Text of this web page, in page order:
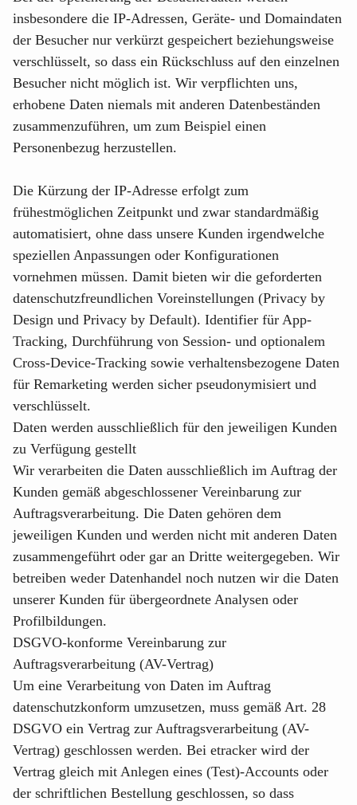
insbesondere die IP-Adressen, Geräte- und Domaindaten
der Besucher nur verkürzt gespeichert beziehungsweise
verschlüsselt, so dass ein Rückschluss auf den einzelnen
Besucher nicht möglich ist. Wir verpflichten uns,
erhobene Daten niemals mit anderen Datenbeständen
zusammenzuführen, um zum Beispiel einen
Personenbezug herzustellen.
Die Kürzung der IP-Adresse erfolgt zum
frühestmöglichen Zeitpunkt und zwar standardmäßig
automatisiert, ohne dass unsere Kunden irgendwelche
speziellen Anpassungen oder Konfigurationen
vornehmen müssen. Damit bieten wir die geforderten
datenschutzfreundlichen Voreinstellungen (Privacy by
Design und Privacy by Default). Identifier für App-
Tracking, Durchführung von Session- und optionalem
Cross-Device-Tracking sowie verhaltensbezogene Daten
für Remarketing werden sicher pseudonymisiert und
verschlüsselt.
Daten werden ausschließlich für den jeweiligen Kunden
zu Verfügung gestellt
Wir verarbeiten die Daten ausschließlich im Auftrag der
Kunden gemäß abgeschlossener Vereinbarung zur
Auftragsverarbeitung. Die Daten gehören dem
jeweiligen Kunden und werden nicht mit anderen Daten
zusammengeführt oder gar an Dritte weitergegeben. Wir
betreiben weder Datenhandel noch nutzen wir die Daten
unserer Kunden für übergeordnete Analysen oder
Profilbildungen.
DSGVO-konforme Vereinbarung zur
Auftragsverarbeitung (AV-Vertrag)
Um eine Verarbeitung von Daten im Auftrag
datenschutzkonform umzusetzen, muss gemäß Art. 28
DSGVO ein Vertrag zur Auftragsverarbeitung (AV-
Vertrag) geschlossen werden. Bei etracker wird der
Vertrag gleich mit Anlegen eines (Test)-Accounts oder
der schriftlichen Bestellung geschlossen, so dass